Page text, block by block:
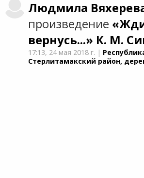
Людмила
произведение
вернусь...» К. М.
17:13, 24 мая 2018 г. |
Стерлитамакский район,